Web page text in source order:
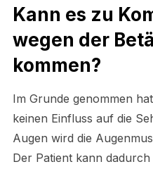
Kann es zu
wegen der
kommen?
Im Grunde genommen
keinen Einfluss auf die
Augen wird die
Der Patient kann